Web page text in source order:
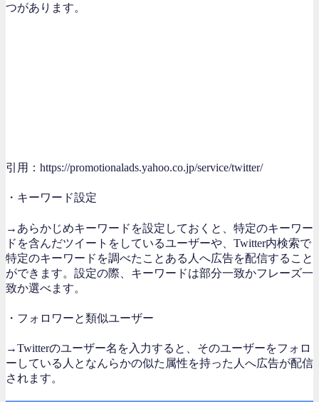
つがあります。
引用：https://promotionalads.yahoo.co.jp/service/twitter/
・キーワード設定
→あらかじめキーワードを設定しておくと、特定のキーワー
ドを含んだツイートをしているユーザーや、Twitter内検索で
特定のキーワードを調べたことある人へ広告を配信すること
ができます。設定の際、キーワードは部分一致かフレーズ一
致か選べます。
・フォロワーと類似ユーザー
→Twitterのユーザー名を入力すると、そのユーザーをフォロ
ーしている人となんらかの似た属性を持った人へ広告が配信
されます。